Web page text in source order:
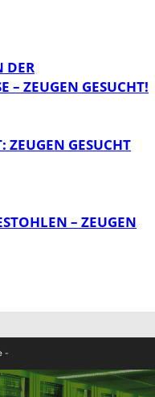
DER
– ZEUGEN GESUCHT!
ZEUGEN GESUCHT
– ZEUGEN
-